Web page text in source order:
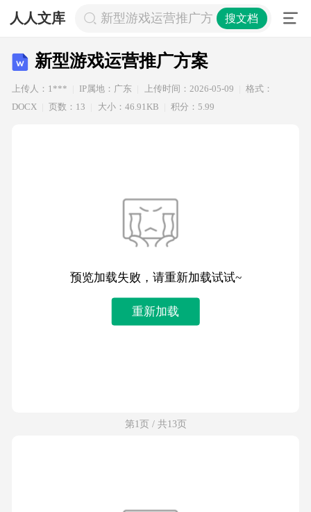
人人文库 新型游戏运营推广方案搜文档
新型游戏运营推广方案
上传人：1*** IP属地：广东 上传时间：2026-05-09
格式：
DOCX
页数：13 大小：46.91KB 积分：5.99
预览加载失败，请重新加载试试~
重新加载
第1页 / 共13页